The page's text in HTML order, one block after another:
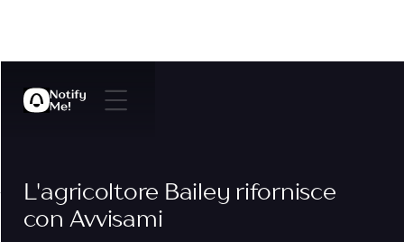
L'agricoltore Bailey rifornisce
con Avvisami